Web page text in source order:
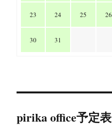
23 24 25 26
30 31
pirika office予定表